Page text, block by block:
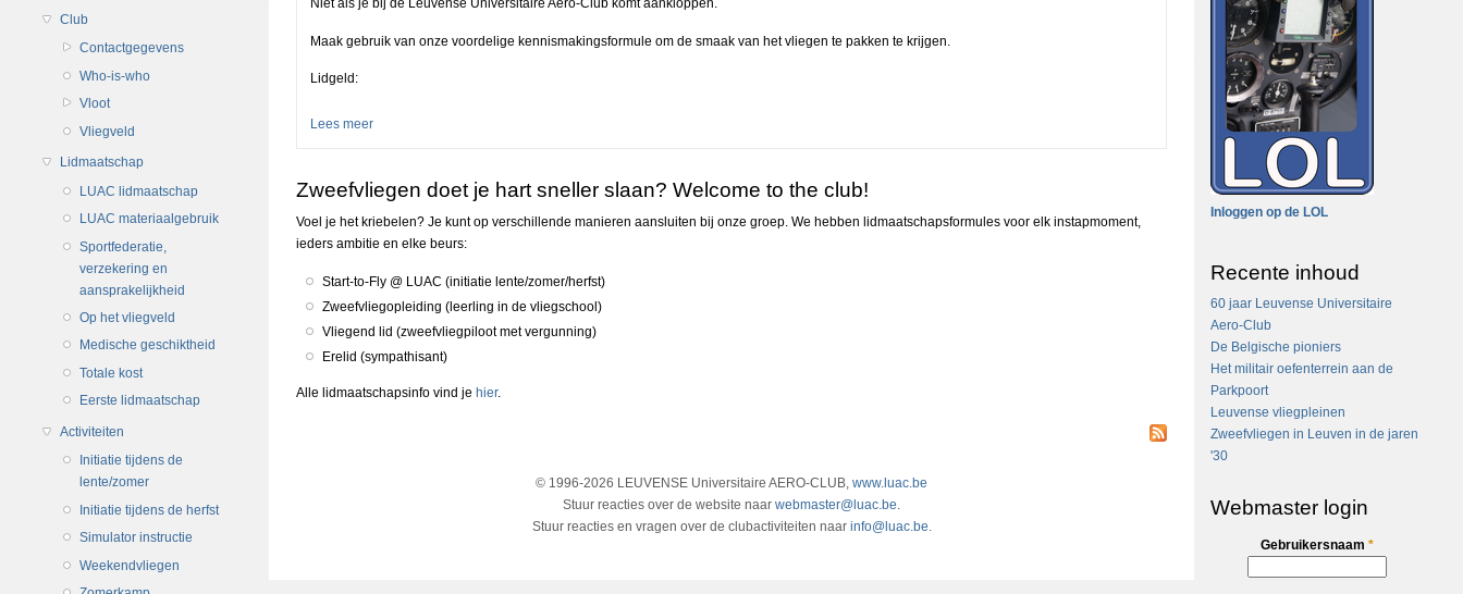
Club
Contactgegevens
Who-is-who
Vloot
Vliegveld
Lidmaatschap
LUAC lidmaatschap
LUAC materiaalgebruik
Sportfederatie,
verzekering en
aansprakelijkheid
Op het vliegveld
Medische geschiktheid
Totale kost
Eerste lidmaatschap
Activiteiten
Initiatie tijdens de
lente/zomer
Initiatie tijdens de herfst
Simulator instructie
Weekendvliegen
Niet als je bij de Leuvense Universitaire Aero-Club komt aankloppen.
Maak gebruik van onze voordelige kennismakingsformule om de smaak van het vliegen te pakken te krijgen.
Lidgeld:
Lees meer
Zweefvliegen doet je hart sneller slaan? Welcome to the club!
Voel je het kriebelen? Je kunt op verschillende manieren aansluiten bij onze groep. We hebben lidmaatschapsformules voor elk instapmoment,
ieders ambitie en elke beurs:
Start-to-Fly @ LUAC (initiatie lente/zomer/herfst)
Zweefvliegopleiding (leerling in de vliegschool)
Vliegend lid (zweefvliegpiloot met vergunning)
Erelid (sympathisant)
Alle lidmaatschapsinfo vind je hier.
© 1996-2026 LEUVENSE Universitaire AERO-CLUB, www.luac.be
Stuur reacties over de website naar webmaster@luac.be.
Stuur reacties en vragen over de clubactiviteiten naar info@luac.be.
Inloggen op de LOL
Recente inhoud
60 jaar Leuvense Universitaire
Aero-Club
De Belgische pioniers
Het militair oefenterrein aan de
Parkpoort
Leuvense vliegpleinen
Zweefvliegen in Leuven in de jaren
'30
Webmaster login
Gebruikersnaam *